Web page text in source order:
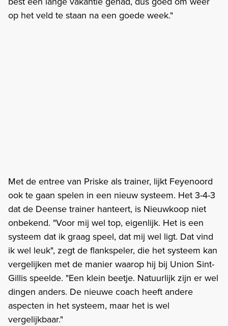
op het veld te staan na een goede week."
Met de entree van Priske als trainer, lijkt Feyenoord
ook te gaan spelen in een nieuw systeem. Het 3-4-3
dat de Deense trainer hanteert, is Nieuwkoop niet
onbekend. "Voor mij wel top, eigenlijk. Het is een
systeem dat ik graag speel, dat mij wel ligt. Dat vind
ik wel leuk", zegt de flankspeler, die het systeem kan
vergelijken met de manier waarop hij bij Union Sint-
Gillis speelde. "Een klein beetje. Natuurlijk zijn er wel
dingen anders. De nieuwe coach heeft andere
aspecten in het systeem, maar het is wel
vergelijkbaar."